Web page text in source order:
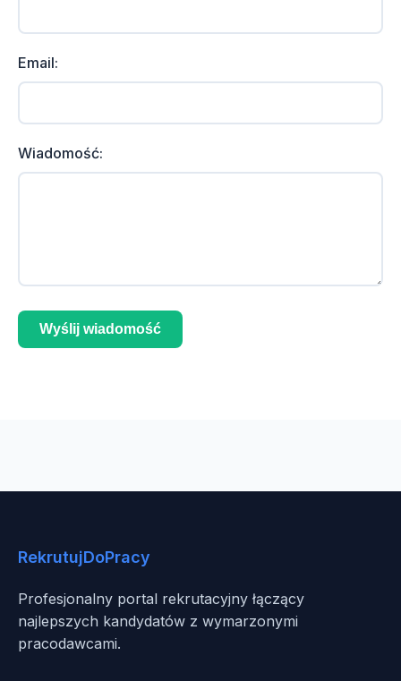
Email:
Wiadomość:
Wyślij wiadomość
RekrutujDoPracy
Profesjonalny portal rekrutacyjny łączący
najlepszych kandydatów z wymarzonymi
pracodawcami.